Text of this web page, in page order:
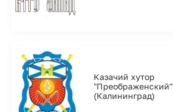
Казачий хутор
"Преображенский"
(Калининград)